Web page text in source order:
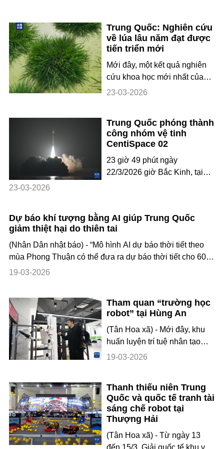
Từ robot hình người trình diễn
công nghệ tiên tiến tại các
phiên thảo luận, robot vệ sinh
thông minh trên đất, dưới
nước và trên không, cho đến
robot lễ tân t
Trung Quốc: Nghiên cứu
về lúa lâu năm đạt được
tiến triển mới
Mới đây, một kết quả nghiên
cứu khoa học mới nhất của
nhóm nghiên cứu Trung Quốc
quốc tế “Science”. Các nhà
khoa học Trung Quốc lần đầu
tiên tìm ra gen quan trọng
quyết định khả năng sinh
trưởng lâu năm của lúa hoang
23-03-2026
Trung Quốc phóng thành
công nhóm vệ tinh
CentiSpace 02
23 giờ 49 phút ngày
22/3/2026 giờ Bắc Kinh, tại
phóng thành công nhóm vệ
tinh CentiSpace 02 ở vùng
biển ngoài khơi thành phố Hải
Dương, tỉnh Sơn Đông. Các
23-03-2026
Dự báo khí tượng bằng AI giúp Trung Quốc
giảm thiệt hại do thiên tai
(Nhân Dân nhật báo) - “Mô hình AI dự báo thời tiết theo
mùa Phong Thuận có thể đưa ra dự báo thời tiết cho 60
ngày tiếp theo chỉ trong 3 phút, nhờ vào nền tảng gốc của
“Phục Hy” là mô hình AI d
19-03-2026
Tham quan “trường học
robot” tại Hùng An
(Tân Hoa xã) - Mới đây, khu
huấn luyện trí tuệ nhân tạo
hiện thân của Công ty TNHH
Trung Quốc đã chính thức đi
vào hoạt động. Khu huấn
luyện xây dựng 5 môi trường
huấn luyện thực tế với độ
chân thực cao gồm: đón tiếp
19-03-2026
Thanh thiếu niên Trung
Quốc và quốc tế tranh tài
sáng chế robot tại
Thượng Hải
(Tân Hoa xã) - Từ ngày 13
đến 15/3, Giải quốc tế khu vực